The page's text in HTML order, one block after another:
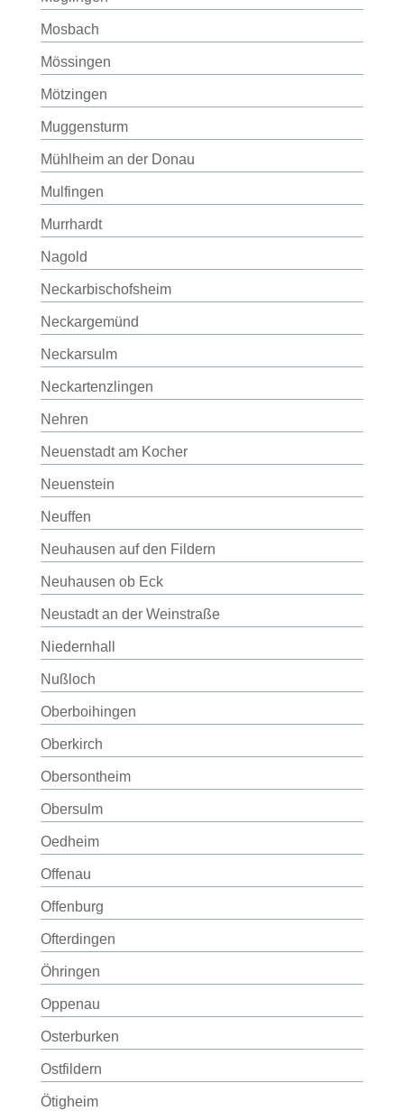
Mosbach
Mössingen
Mötzingen
Muggensturm
Mühlheim an der Donau
Mulfingen
Murrhardt
Nagold
Neckarbischofsheim
Neckargemünd
Neckarsulm
Neckartenzlingen
Nehren
Neuenstadt am Kocher
Neuenstein
Neuffen
Neuhausen auf den Fildern
Neuhausen ob Eck
Neustadt an der Weinstraße
Niedernhall
Nußloch
Oberboihingen
Oberkirch
Obersontheim
Obersulm
Oedheim
Offenau
Offenburg
Ofterdingen
Öhringen
Oppenau
Osterburken
Ostfildern
Ötigheim